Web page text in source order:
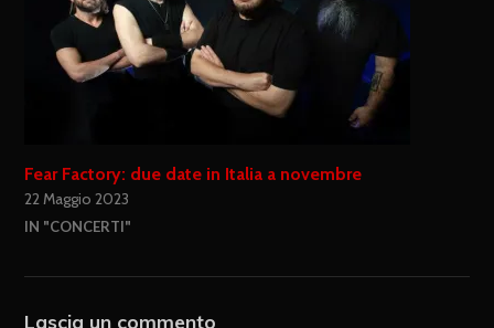
Fear Factory: due date in Italia a novembre
22 Maggio 2023
IN "CONCERTI"
Lascia un commento